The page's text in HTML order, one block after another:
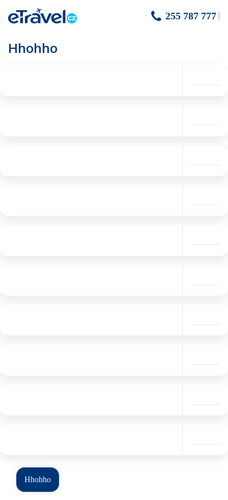
255 787 777
Hhohho
Hhohho